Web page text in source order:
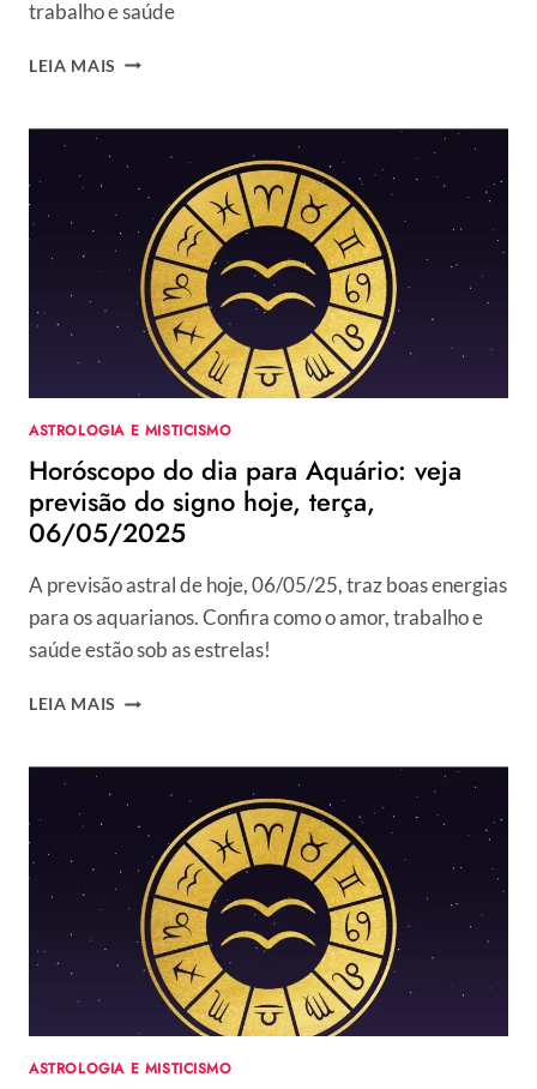
trabalho e saúde
LEIA MAIS HORÓSCOPO
PARA
AQUÁRIO:
VEJA
PREVISÃO
DO
SIGNO
HOJE,
QUARTA,
07/05/2025
ASTROLOGIA E MISTICISMO
Horóscopo do dia para Aquário: veja
previsão do signo hoje, terça,
06/05/2025
A previsão astral de hoje, 06/05/25, traz boas energias
para os aquarianos. Confira como o amor, trabalho e
saúde estão sob as estrelas!
LEIA MAIS HORÓSCOPO
PARA
AQUÁRIO:
VEJA
PREVISÃO
DO
SIGNO
HOJE,
TERÇA,
06/05/2025
ASTROLOGIA E MISTICISMO